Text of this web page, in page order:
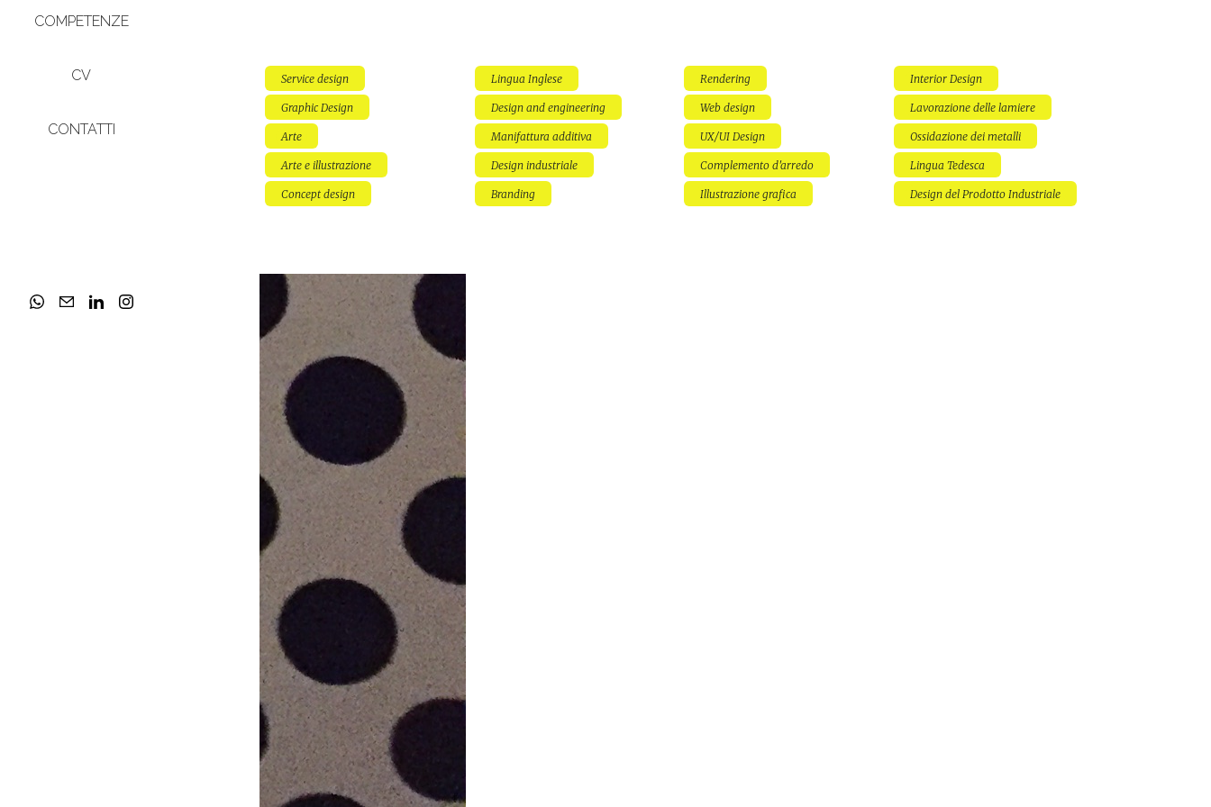
COMPETENZE
CV
CONTATTI
Service design
Graphic Design
Arte
Arte e illustrazione
Concept design
Lingua Inglese
Design and engineering
Manifattura additiva
Design industriale
Branding
Rendering
Web design
UX/UI Design
Complemento d'arredo
Illustrazione grafica
Interior Design
Lavorazione delle lamiere
Ossidazione dei metalli
Lingua Tedesca
Design del Prodotto Industriale
Optical